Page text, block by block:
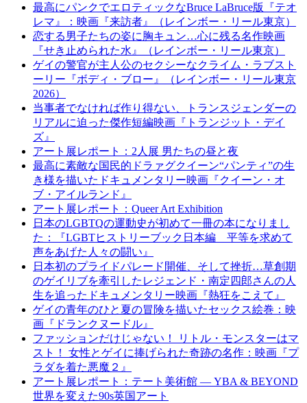
最高にパンクでエロティックなBruce LaBruce版『テオ
レマ』：映画『来訪者』（レインボー・リール東京）
恋する男子たちの姿に胸キュン…心に残る名作映画
『せき止められた水』（レインボー・リール東京）
ゲイの警官が主人公のセクシーなクライム・ラブスト
ーリー『ボディ・ブロー』（レインボー・リール東京
2026）
当事者でなければ作り得ない、トランスジェンダーの
リアルに迫った傑作短編映画『トランジット・デイ
ズ』
アート展レポート：2人展 男たちの昼と夜
最高に素敵な国⺠的ドラァグクイーン“パンティ”の生
き様を描いたドキュメンタリー映画『クイーン・オ
ブ・アイルランド』
アート展レポート：Queer Art Exhibition
日本のLGBTQの運動史が初めて一冊の本になりまし
た：『LGBTヒストリーブック日本編 平等を求めて
声をあげた人々の闘い』
日本初のプライドパレード開催、そして挫折…草創期
のゲイリブを牽引したレジェンド・南定四郎さんの人
生を追ったドキュメンタリー映画『熱狂をこえて』
ゲイの青年のひと夏の冒険を描いたセックス絵巻：映
画『ドランクヌードル』
ファッションだけじゃない！ リトル・モンスターはマ
スト！ 女性とゲイに捧げられた奇跡の名作：映画『プ
ラダを着た悪魔２』
アート展レポート：テート美術館 ― YBA & BEYOND
世界を変えた90s英国アート